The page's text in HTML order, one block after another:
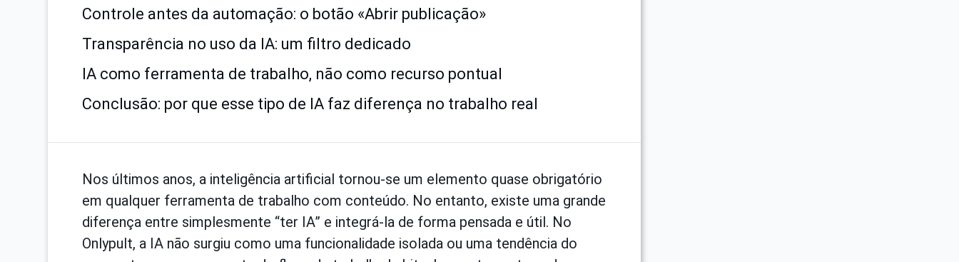
Controle antes da automação: o botão «Abrir publicação»
Transparência no uso da IA: um filtro dedicado
IA como ferramenta de trabalho, não como recurso pontual
Conclusão: por que esse tipo de IA faz diferença no trabalho real
Nos últimos anos, a inteligência artificial tornou-se um elemento quase obrigatório
em qualquer ferramenta de trabalho com conteúdo. No entanto, existe uma grande
diferença entre simplesmente “ter IA” e integrá-la de forma pensada e útil. No
Onlypult, a IA não surgiu como uma funcionalidade isolada ou uma tendência do